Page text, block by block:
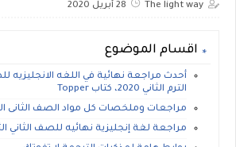
The light way 28 أبريل 2020
اقسام الموضوع
أحدث مراجعة نهائية في اللغه الانجليزيه
الترم الثاني 2020، كتاب Topper
مراجعات وملخصات كل مواد الصف الثانى
مراجعة لغة إنجليزية نهائيه للصف الثاني